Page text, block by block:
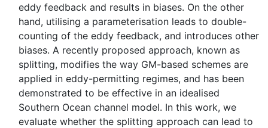
eddy feedback and results in biases. On the other
hand, utilising a parameterisation leads to double-
counting of the eddy feedback, and introduces other
biases. A recently proposed approach, known as
splitting, modifies the way GM-based schemes are
applied in eddy-permitting regimes, and has been
demonstrated to be effective in an idealised
Southern Ocean channel model. In this work, we
evaluate whether the splitting approach can lead to